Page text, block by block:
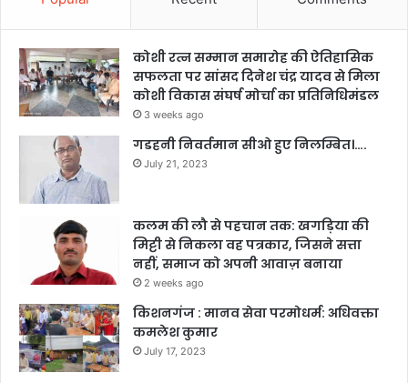
कोशी रत्न सम्मान समारोह की ऐतिहासिक
सफलता पर सांसद दिनेश चंद्र यादव से मिला
कोशी विकास संघर्ष मोर्चा का प्रतिनिधिमंडल
3 weeks ago
गडहनी निवर्तमान सीओ हुए निलम्बित।….
July 21, 2023
कलम की लौ से पहचान तक: खगड़िया की
मिट्टी से निकला वह पत्रकार, जिसने सत्ता
नहीं, समाज को अपनी आवाज़ बनाया
2 weeks ago
किशनगंज : मानव सेवा परमोधर्म: अधिवक्ता
कमलेश कुमार
July 17, 2023